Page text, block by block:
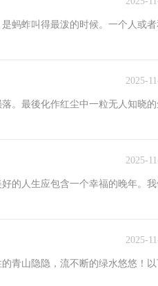
蚂蚱叫得最泼的时候。一个人或者
2025-
。最後化作红尘中一粒无人知晓的
2025-
的人生应包含一个幸福的晚年。我
2025-
青山隐隐，流不断的绿水悠悠！以